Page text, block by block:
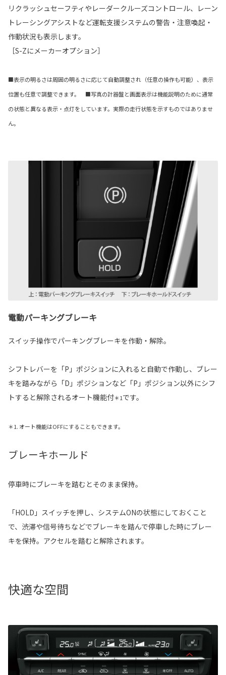
リクラッシュセーフティやレーダークルーズコントロール、レーン
トレーシングアシストなど運転支援システムの警告・注意喚起・
作動状況も表示します。
［S-Zにメーカーオプション］
■表示の明るさは周囲の明るさに応じて自動調整され（任意の操作も可能）、表示
位置も任意で調整できます。 ■写真の計器盤と画面表示は機能説明のために通常
の状態と異なる表示・点灯をしています。実際の走行状態を示すものではありませ
ん。
電動パーキングブレーキ
スイッチ操作でパーキングブレーキを作動・解除。
シフトレバーを「P」ポジションに入れると自動で作動し、ブレー
キを踏みながら「D」ポジションなど「P」ポジション以外にシフ
トすると解除されるオート機能付＊1です。
＊1. オート機能はOFFにすることもできます。
ブレーキホールド
停車時にブレーキを踏むとそのまま保持。
「HOLD」スイッチを押し、システムONの状態にしておくこと
で、渋滞や信号待ちなどでブレーキを踏んで停車した時にブレー
キを保持。アクセルを踏むと解除されます。
快適な空間